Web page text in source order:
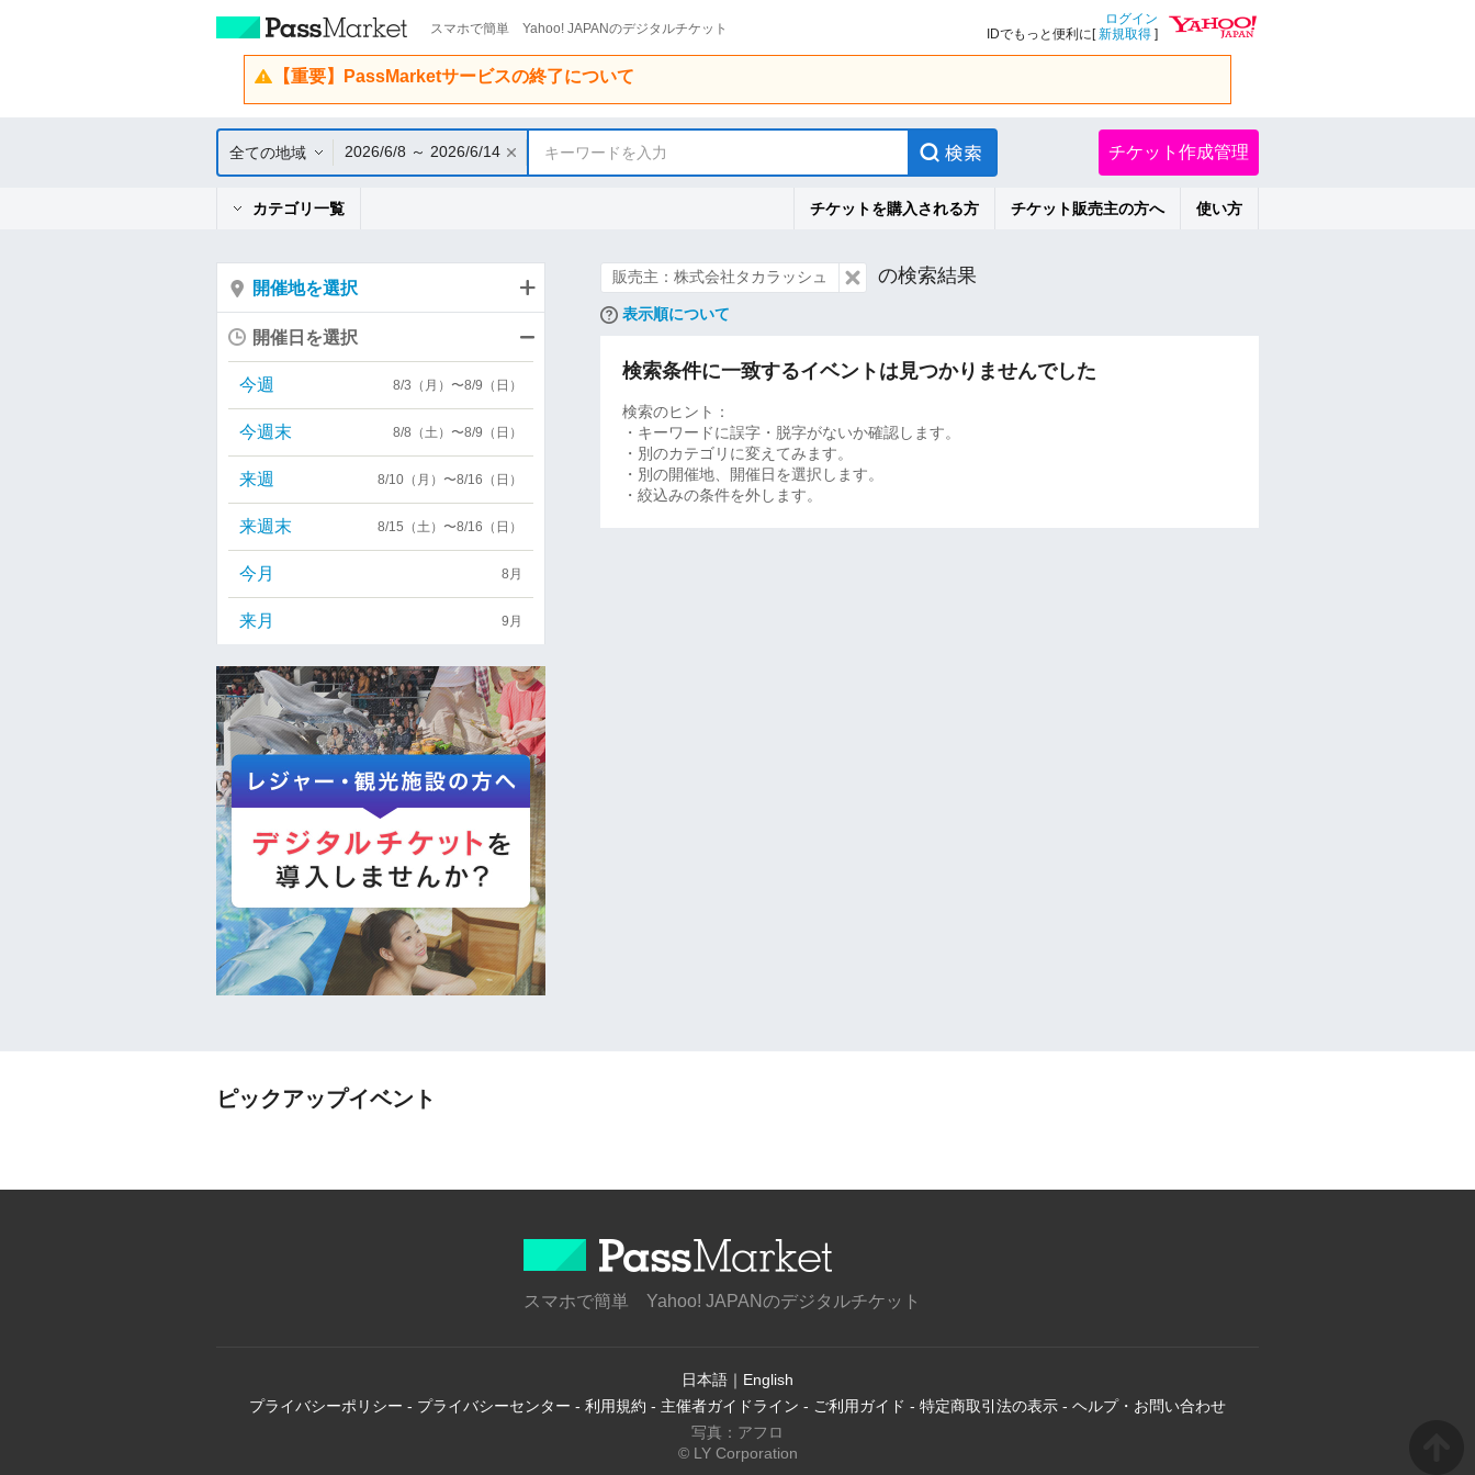
スマホで簡単 Yahoo! JAPANのデジタルチケット
ログイン
IDでもっと便利に[新規取得 ]
【重要】PassMarketサービスの終了について
全ての地域 2026/6/8 ～ 2026/6/14 キーワードを入力 チケット作成管理
カテゴリ一覧 チケットを購入される方 チケット販売主の方へ 使い方
販売主：株式会社タカラッシュ の検索結果
表示順について
検索条件に一致するイベントは見つかりませんでした
検索のヒント：
・キーワードに誤字・脱字がないか確認します。
・別のカテゴリに変えてみます。
・別の開催地、開催日を選択します。
・絞込みの条件を外します。
開催地を選択
開催日を選択
今週 8/3（月）〜8/9（日）
今週末 8/8（土）〜8/9（日）
来週 8/10（月）〜8/16（日）
来週末 8/15（土）〜8/16（日）
今月 8月
来月 9月
ピックアップイベント
スマホで簡単 Yahoo! JAPANのデジタルチケット
日本語 ｜ English
プライバシーポリシー - プライバシーセンター - 利用規約 - 主催者ガイドライン - ご利用ガイド - 特定商取引法の表示 - ヘルプ・お問い合わせ
写真：アフロ
© LY Corporation